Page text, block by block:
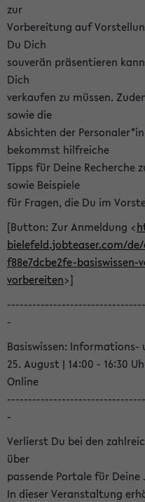
zur
Vorbereitung auf
Du Dich
souverän präsentieren
Dich
verkaufen zu müssen.
sowie die
Absichten der
bekommst hilfreiche
Tipps für Deine Recherche
sowie Beispiele
für Fragen, die Du im
[Button: Zur Anmeldung <
bielefeld.jobteaser.com/
f88e7dcbe2fe-
vorbereiten>]
-
Basiswissen:
25. August | 14:00 - 16:30
Online
-
Verlierst Du bei den
über
passende Portale für Deine
In dieser Veranstaltung